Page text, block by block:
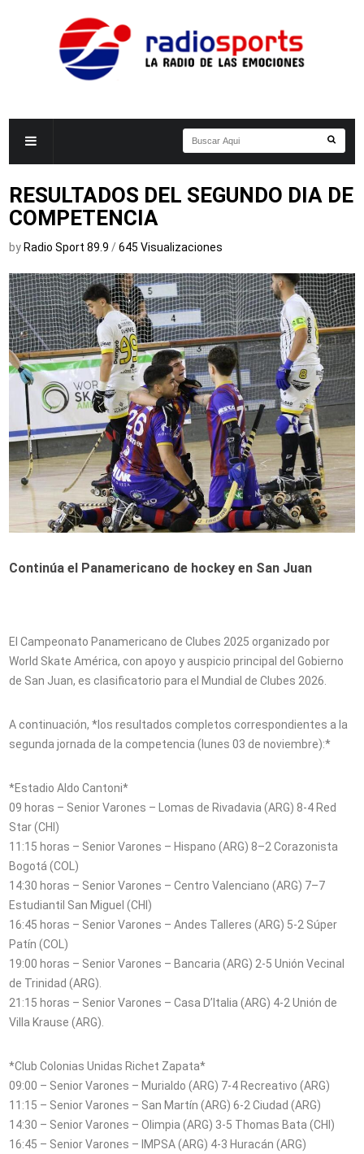
RESULTADOS DEL SEGUNDO DIA DE
COMPETENCIA
by Radio Sport 89.9 /645 Visualizaciones
Continúa el Panamericano de hockey en San Juan
El Campeonato Panamericano de Clubes 2025 organizado por
World Skate América, con apoyo y auspicio principal del Gobierno
de San Juan, es clasificatorio para el Mundial de Clubes 2026.
A continuación, *los resultados completos correspondientes a la
segunda jornada de la competencia (lunes 03 de noviembre):*
*Estadio Aldo Cantoni*
09 horas – Senior Varones – Lomas de Rivadavia (ARG) 8-4 Red
Star (CHI)
11:15 horas – Senior Varones – Hispano (ARG) 8–2 Corazonista
Bogotá (COL)
14:30 horas – Senior Varones – Centro Valenciano (ARG) 7–7
Estudiantil San Miguel (CHI)
16:45 horas – Senior Varones – Andes Talleres (ARG) 5-2 Súper
Patín (COL)
19:00 horas – Senior Varones – Bancaria (ARG) 2-5 Unión Vecinal
de Trinidad (ARG).
21:15 horas – Senior Varones – Casa D’Italia (ARG) 4-2 Unión de
Villa Krause (ARG).
*Club Colonias Unidas Richet Zapata*
09:00 – Senior Varones – Murialdo (ARG) 7-4 Recreativo (ARG)
11:15 – Senior Varones – San Martín (ARG) 6-2 Ciudad (ARG)
14:30 – Senior Varones – Olimpia (ARG) 3-5 Thomas Bata (CHI)
16:45 – Senior Varones – IMPSA (ARG) 4-3 Huracán (ARG)